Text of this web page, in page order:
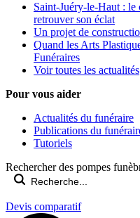
Saint-Juéry-le-Haut : le
retrouver son éclat
Un projet de
Quand les Arts
Funéraires
Voir toutes les actualités
Pour vous aider
Actualités du funéraire
Publications du
Tutoriels
Rechercher des pompes
Devis comparatif